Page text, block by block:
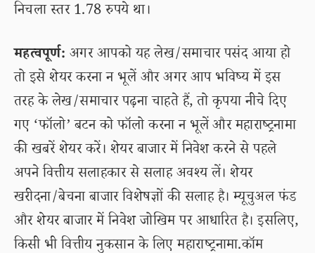
निचला स्तर 1.78 रुपये था।
महत्वपूर्ण: अगर आपको यह लेख/समाचार पसंद आया हो
तो इसे शेयर करना न भूलें और अगर आप भविष्य में इस
तरह के लेख/समाचार पढ़ना चाहते हैं, तो कृपया नीचे दिए
गए ‘फॉलो’ बटन को फॉलो करना न भूलें और महाराष्ट्रनामा
की खबरें शेयर करें। शेयर बाजार में निवेश करने से पहले
अपने वित्तीय सलाहकार से सलाह अवश्य लें। शेयर
खरीदना/बेचना बाजार विशेषज्ञों की सलाह है। म्यूचुअल फंड
और शेयर बाजार में निवेश जोखिम पर आधारित है। इसलिए,
किसी भी वित्तीय नुकसान के लिए महाराष्ट्रनामा.कॉम